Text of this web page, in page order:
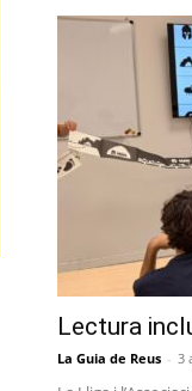
Lectura
La Guia de Reus - 3